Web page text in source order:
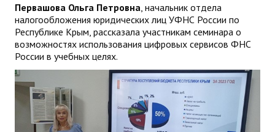
Первашова Ольга Петровна , начальник отдела
налогообложения юридических лиц УФНС России по
Республике Крым, рассказала участникам семинара о
возможностях использования цифровых сервисов ФНС
России в учебных целях.